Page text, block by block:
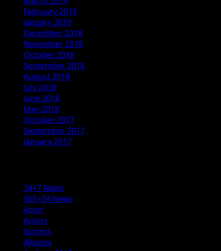
February 2019
January 2019
December 2018
November 2018
October 2018
September 2018
August 2018
July 2018
June 2018
May 2018
October 2017
September 2017
January 2017
24×7 News
365×24 News
Actor
Actors
Actress
Albums